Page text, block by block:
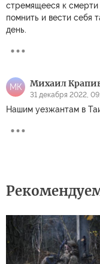
стремящееся к
помнить и вести себя
день.
МК Михаил
31 декабря 2022,
Нашим уезжантам в